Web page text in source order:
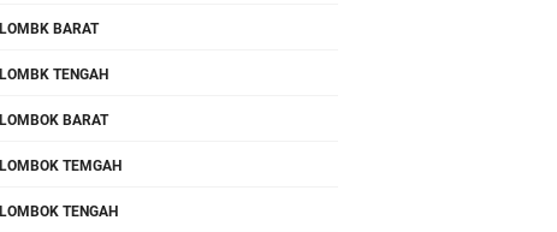
LOMBK BARAT
LOMBK TENGAH
LOMBOK BARAT
LOMBOK TEMGAH
LOMBOK TENGAH